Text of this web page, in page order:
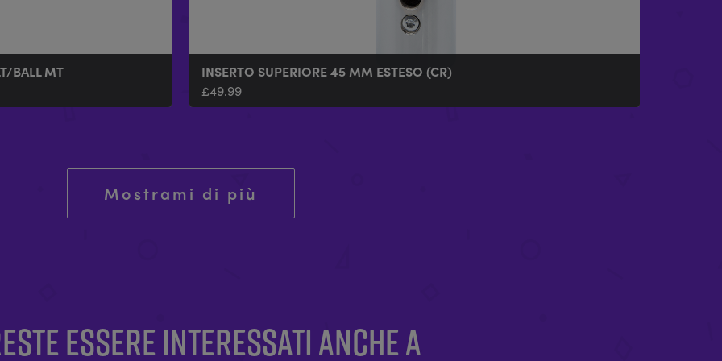
BALL MT
INSERTO SUPERIORE 45 MM ESTESO (CR)
£49.99
Mostrami di più
ESSERE INTERESSATI ANCHE A